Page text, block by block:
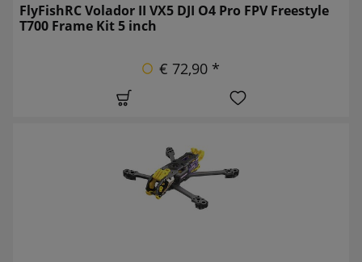
FlyFishRC Volador II VX5 DJI O4 Pro FPV Freestyle
T700 Frame Kit 5 inch
€ 72,90 *